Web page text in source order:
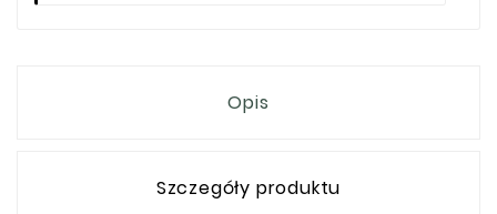
Opis
Szczegóły produktu